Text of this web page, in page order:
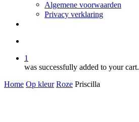
Algemene voorwaarden
Privacy verklaring
1
was successfully added to your cart.
Home Op kleur Roze Priscilla